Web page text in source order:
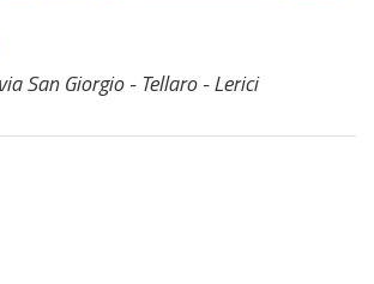
San Giorgio - Tellaro - Lerici